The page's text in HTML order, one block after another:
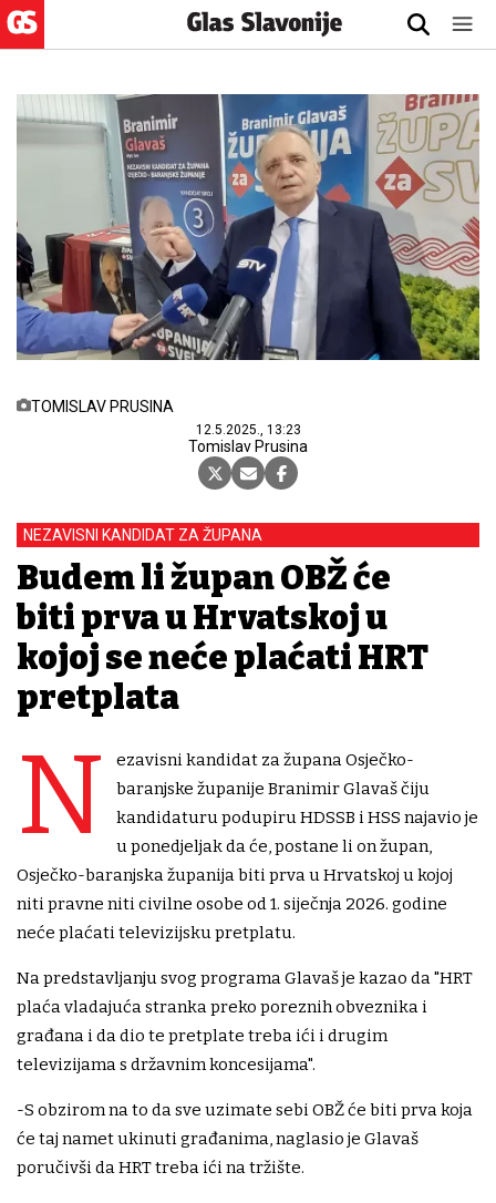
TOMISLAV PRUSINA
12.5.2025., 13:23
Tomislav Prusina
NEZAVISNI KANDIDAT ZA ŽUPANA
Budem li župan OBŽ će
biti prva u Hrvatskoj u
kojoj se neće plaćati HRT
pretplata
N
ezavisni kandidat za župana Osječko-
baranjske županije Branimir Glavaš čiju
kandidaturu podupiru HDSSB i HSS najavio je
u ponedjeljak da će, postane li on župan,
Osječko-baranjska županija biti prva u Hrvatskoj u kojoj
niti pravne niti civilne osobe od 1. siječnja 2026. godine
neće plaćati televizijsku pretplatu.
Na predstavljanju svog programa Glavaš je kazao da "HRT
plaća vladajuća stranka preko poreznih obveznika i
građana i da dio te pretplate treba ići i drugim
televizijama s državnim koncesijama".
-S obzirom na to da sve uzimate sebi OBŽ će biti prva koja
će taj namet ukinuti građanima, naglasio je Glavaš
poručivši da HRT treba ići na tržište.